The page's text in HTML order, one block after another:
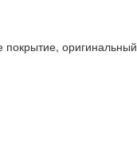
оригинальный